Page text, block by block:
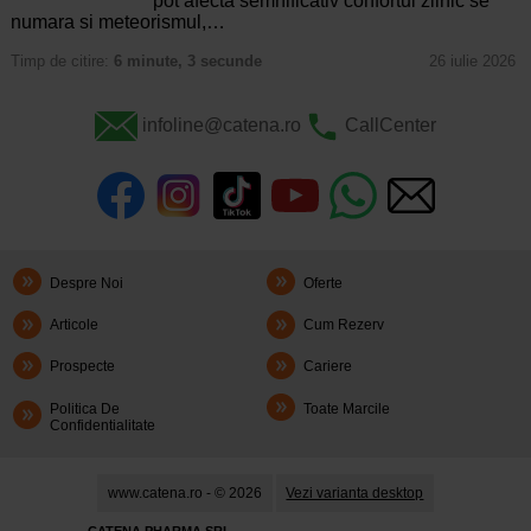
numara si meteorismul,…
Timp de citire: 6 minute, 3 secunde 26 iulie 2026
infoline@catena.ro CallCenter
Despre Noi Oferte
Articole Cum Rezerv
Prospecte Cariere
Politica De
Confidentialitate
Toate Marcile
www.catena.ro - © 2026 Vezi varianta desktop